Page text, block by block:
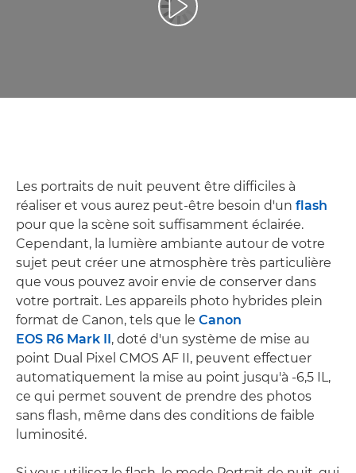
Lancer la vidéo
Les portraits de nuit peuvent être difficiles à
réaliser et vous aurez peut-être besoin d'un flash
pour que la scène soit suffisamment éclairée.
Cependant, la lumière ambiante autour de votre
sujet peut créer une atmosphère très particulière
que vous pouvez avoir envie de conserver dans
votre portrait. Les appareils photo hybrides plein
format de Canon, tels que le Canon
EOS R6 Mark II, doté d'un système de mise au
point Dual Pixel CMOS AF II, peuvent effectuer
automatiquement la mise au point jusqu'à -6,5 IL,
ce qui permet souvent de prendre des photos
sans flash, même dans des conditions de faible
luminosité.